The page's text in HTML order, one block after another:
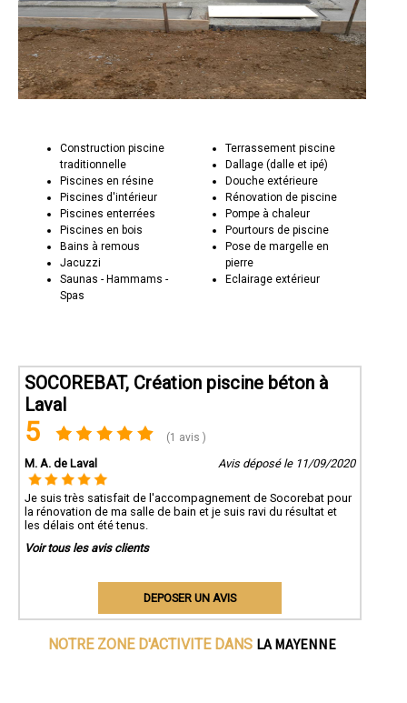
Construction piscine
traditionnelle
Piscines en résine
Piscines d'intérieur
Piscines enterrées
Piscines en bois
Bains à remous
Jacuzzi
Saunas - Hammams -
Spas
Terrassement piscine
Dallage (dalle et ipé)
Douche extérieure
Rénovation de piscine
Pompe à chaleur
Pourtours de piscine
Pose de margelle en
pierre
Eclairage extérieur
SOCOREBAT, Création piscine béton à
Laval
5 (1 avis )
M. A. de Laval Avis déposé le 11/09/2020
Je suis très satisfait de l'accompagnement de Socorebat pour
la rénovation de ma salle de bain et je suis ravi du résultat et
les délais ont été tenus.
Voir tous les avis clients
DEPOSER UN AVIS
NOTRE ZONE D'ACTIVITE DANS LA MAYENNE